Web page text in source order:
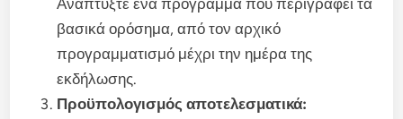
Αναπτύξτε ένα πρόγραμμα που περιγράφει τα
βασικά ορόσημα, από τον αρχικό
προγραμματισμό μέχρι την ημέρα της
εκδήλωσης.
Προϋπολογισμός αποτελεσματικά: